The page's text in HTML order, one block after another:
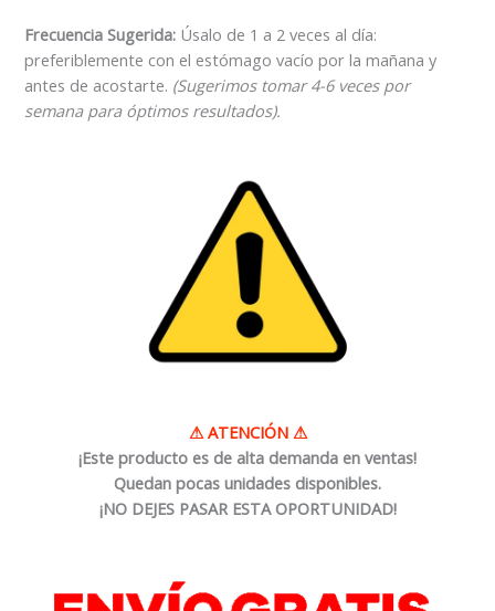
Frecuencia Sugerida: Úsalo de 1 a 2 veces al día:
preferiblemente con el estómago vacío por la mañana y
antes de acostarte. (Sugerimos tomar 4-6 veces por
semana para óptimos resultados).
⚠ATENCIÓN ⚠
¡Este producto es de alta demanda en ventas!
Quedan pocas unidades disponibles.
¡NO DEJES PASAR ESTA OPORTUNIDAD!